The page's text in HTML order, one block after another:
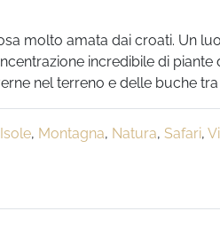
molto amata dai croati. Un
incredibile di piante
nel terreno e delle buche
, Montagna, Natura, Safari,